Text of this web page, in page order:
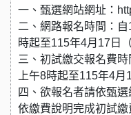
一、甄選網站網址：
二、網路報名時間：
時起至115年4月17日
三、初試繳交報名費
上午8時起至115年4
四、欲報名者請依甄
依繳費說明完成初試